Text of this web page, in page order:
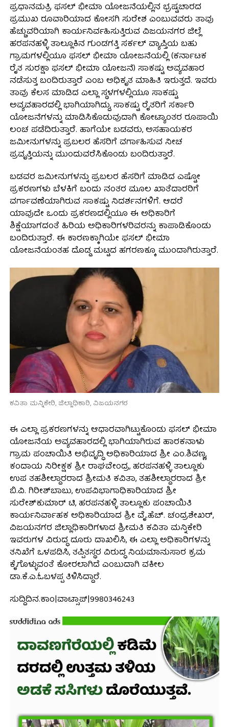
ಪ್ರಧಾನಮತ್ರಿ ಫಸಲ್ ಭೀಮಾ ಯೋಜನೆಯಲ್ಲಿನ ಭ್ರಷ್ಟಚಾರದ
ಪ್ರಮುಖ ರೂವಾರಿಯಾದ ಕೋಸಗಿ ಸುರೇಶ ಎಂಬುವವರು ತಾವು
ಹೆಚ್ಚುವರಿಯಾಗಿ ಕಾರ್ಯನಿರ್ವಹಿಸುತ್ತಿರುವ ವಿಜಯನಗರ ಜಿಲ್ಲೆ
ಹರಪನಹಳ್ಳಿ ತಾಲ್ಲೂಕಿನ ಗುಂಡಗತ್ತಿ ಸರ್ಕಲ್ ವ್ಯಾಪ್ತಿಯ ಬಹು
ಗ್ರಾಮಗಳಲ್ಲಿಯೂ ಫಸಲ್ ಭೀಮಾ ಯೋಜನೆಯಲ್ಲಿ (ಕರ್ನಾಟಕ
ರೈತ ಸುರಕ್ಷಾ ಫಸಲ್ ಭೀಮಾ ಯೋಜನೆ) ಸಾಕಷ್ಟು ಅವ್ಯವಹಾರ
ನಡೆಸುತ್ತ ಬಂದಿರುತ್ತಾರೆ ಎಂಬ ಅಧಿಕೃತ ಮಾಹಿತಿ ಇರುತ್ತದೆ. ಇವರು
ತಾವು ಕೆಲಸ ಮಾಡಿದ ಎಲ್ಲಾ ಸ್ಥಳಗಳಲ್ಲಿಯೂ ಸಾಕಷ್ಟು
ಅವ್ಯವಹಾರದಲ್ಲಿ ಭಾಗಿಯಾಗಿದ್ದು, ಸಾಕಷ್ಟು ರೈತರಿಗೆ ಸರ್ಕಾರಿ
ಯೋಜನೆಗಳನ್ನು ಮಾಡಿಸಿಕೊಡುವುದಾಗಿ ಕೋಟ್ಯಾಂತರ ರೂಪಾಯಿ
ಲಂಚ ಪಡೆದಿರುತ್ತಾರೆ. ಹಾಗೆಯೇ ಬಡವರು, ಅಸಹಾಯಕರ
ಜಮೀನುಗಳನ್ನು ಪ್ರಬಲರ ಹೆಸರಿಗೆ ವರ್ಗಾಹಿಸುವ ನೀಚ
ಪ್ರವೃತ್ತಿಯನ್ನು ಮುಂದುವರೆಸಿಕೊಂಡು ಬಂದಿರುತ್ತಾರೆ.
ಬಡವರ ಜಮೀನುಗಳನ್ನು ಪ್ರಬಲರ ಹೆಸರಿಗೆ ಮಾಡಿದ ಎಷ್ಟೋ
ಪ್ರಕರಣಗಳು ಬೆಳಕಿಗೆ ಬಂದು ನಂತರ ಮೂಲ ಖಾತೆದಾರರಿಗೆ
ವರ್ಗಾವಣೆಯಾಗಿರುವ ಸಾಕಷ್ಟು ನಿದರ್ಶನಗಳಿಗೆ. ಆದರೆ
ಯಾವುದೇ ಒಂದು ಪ್ರಕರಣದಲ್ಲಿಯೂ ಈ ಅಧಿಕಾರಿಗೆ
ಶಿಕ್ಷೆಯಾಗದಂತೆ ಹಿರಿಯ ಅಧಿಕಾರಿಗಳರಿವರನ್ನು ಕಾಪಾಡಿಕೊಂಡು
ಬಂದಿರುತ್ತಾರೆ. ಈ ಕಾರಣಕ್ಕಾಗಿಯೇ ಫಸಲ್ ಭೀಮಾ
ಯೋಜನೆಯಂತಹ ದೊಡ್ಡ ಮಟ್ಟದ ಹಗರಣಕ್ಕೂ ಮುಂದಾಗಿರುತ್ತಾರೆ.
ಕವಿತಾ ಮನ್ನಿಕೇರಿ, ಜಿಲ್ಲಾಧಿಕಾರಿ, ವಿಜಯನಗರ
ಈ ಎಲ್ಲಾ ಪ್ರಕರಣಗಳನ್ನು ಆಧಾರವಾಗಿಟ್ಟುಕೊಂಡು ಫಸಲ್ ಭೀಮಾ
ಯೋಜನೆಯ ಅವ್ಯವಹಾರದಲ್ಲಿ ಭಾಗಿಯಾಗಿರುವ ಹಾರಕನಾಳು
ಗ್ರಾಮ ಪಂಚಾಯಿತಿ ಅಭಿವೃದ್ಧಿ ಅಧಿಕಾರಿಯಾದ ಶ್ರೀ ಎಂ.ಶಿವಣ್ಣ,
ಕಂದಾಯ ನಿರೀಕ್ಷಕ ಶ್ರೀ ರಾಘವೇಂದ್ರ, ಹರಪನಹಳ್ಳಿ ತಾಲ್ಲೂಕು
ಉಪ ತಹಶೀಲ್ದಾರರಾದ ಶ್ರೀಮತಿ ಕವಿತಾ, ತಹಶೀಲ್ದಾರರಾದ ಶ್ರೀ
ಬಿ.ವಿ. ಗಿರೀಶ್‌ಬಾಬು, ಉಪವಿಭಾಗಾಧಿಕಾರಿಯಾದ ಶ್ರೀ
ಸುರೇಶ್‌ಕುಮಾರ್ ಟಿ, ಹರಪನಹಳ್ಳಿ ತಾಲ್ಲೂಕು ಪಂಚಾಯಿತಿ
ಕಾರ್ಯನಿರ್ವಾಹಕ ಅಧಿಕಾರಿಯಾದ ಶ್ರೀ ವೈ.ಹೆಚ್. ಚಂದ್ರಶೇಖರ್,
ವಿಜಯನಗರ ಜಿಲ್ಲಾಧಿಕಾರಿಗಳಾದ ಶ್ರೀಮತಿ ಕವಿತಾ ಮನ್ನಿಕೇರಿ
ಇವರುಗಳ ವಿರುದ್ಧ ದೂರು ದಾಖಲಿಸಿ, ಈ ಎಲ್ಲಾ ಅಧಿಕಾರಿಗಳನ್ನು
ತನಿಖೆಗೆ ಒಳಪಡಿಸಿ, ತಪ್ಪಿತಸ್ಥರ ವಿರುದ್ಧ ನಿಯಮಾನುಸಾರ ಕ್ರಮ
ಕೈಗೊಳ್ಳುವಂತೆ ಕೋರಲಾಗಿದೆ ಎಂಬುದಾಗಿ ವಕೀಲ
ಡಾ.ಕೆ.ಎ.ಓಬಳಪ್ಪ ತಿಳಿಸಿದ್ದಾರೆ.
ಸುದ್ದಿದಿನ.ಕಾಂ|ವಾಟ್ಸಾಪ್|9980346243